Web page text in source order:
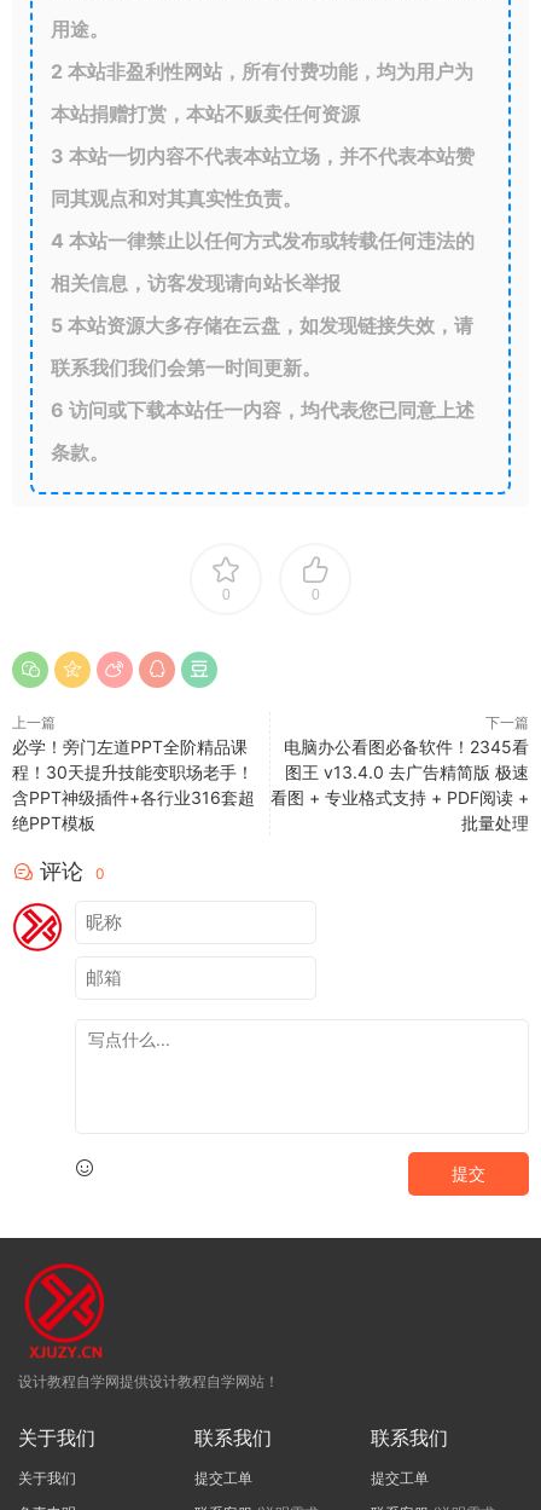
用途。
2 本站非盈利性网站，所有付费功能，均为用户为
本站捐赠打赏，本站不贩卖任何资源
3 本站一切内容不代表本站立场，并不代表本站赞
同其观点和对其真实性负责。
4 本站一律禁止以任何方式发布或转载任何违法的
相关信息，访客发现请向站长举报
5 本站资源大多存储在云盘，如发现链接失效，请
联系我们我们会第一时间更新。
6 访问或下载本站任一内容，均代表您已同意上述
条款。
0 0
上一篇
必学！旁门左道PPT全阶精品课
程！30天提升技能变职场老手！
含PPT神级插件+各行业316套超
绝PPT模板
下一篇
电脑办公看图必备软件！2345看
图王 v13.4.0 去广告精简版 极速
看图 + 专业格式支持 + PDF阅读 +
批量处理
评论 0
提交
设计教程自学网提供设计教程自学网站！
关于我们
关于我们
联系我们
提交工单
联系我们
提交工单